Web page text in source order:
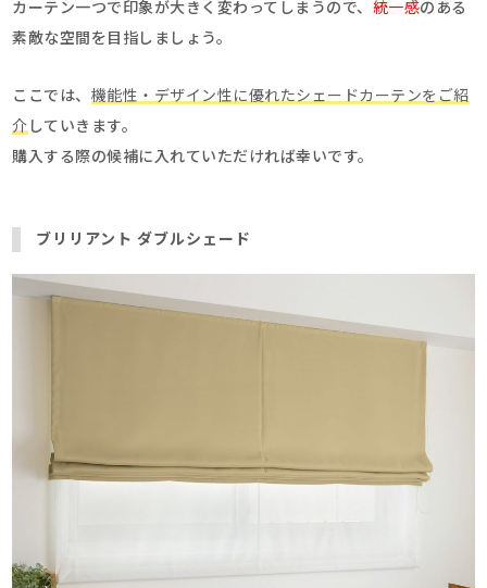
カーテン一つで印象が大きく変わってしまうので、 統一感のある
素敵な空間を目指しましょう。
ここでは、 機能性・デザイン性に優れたシェードカーテンをご紹
介 していきます。
購入する際の候補に入れていただければ幸いです。
ブリリアント ダブルシェード